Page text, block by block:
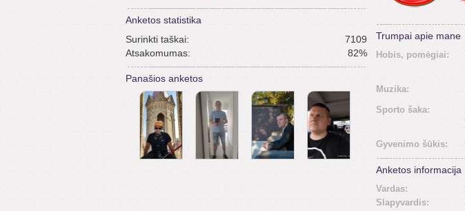
Anketos statistika
Surinkti taškai:
7109
Atsakomumas:
82%
Panašios anketos
Trumpai apie mane
Hobis, pomėgiai:
Muzika:
Sporto šaka:
Gyvenimo šūkis:
Anketos informacija
Vardas:
Slapyvardis: